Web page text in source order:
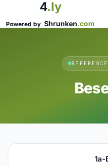
4.ly
Powered by Shrunken.com
1a-